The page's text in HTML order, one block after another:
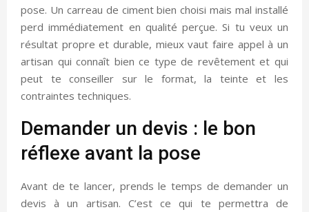
pose. Un carreau de ciment bien choisi mais mal installé
perd immédiatement en qualité perçue. Si tu veux un
résultat propre et durable, mieux vaut faire appel à un
artisan qui connaît bien ce type de revêtement et qui
peut te conseiller sur le format, la teinte et les
contraintes techniques.
Demander un devis : le bon
réflexe avant la pose
Avant de te lancer, prends le temps de demander un
devis à un artisan. C’est ce qui te permettra de